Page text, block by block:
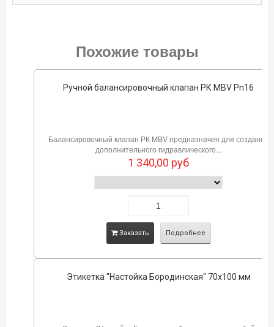
Похожие товары
Ручной балансировочный клапан РК MBV Pn16
Балансировочный клапан РК MBV предназначен для создания
дополнительного гидравлического...
1 340,00 руб
Заказать Подробнее
Этикетка "Настойка Бородинская" 70х100 мм